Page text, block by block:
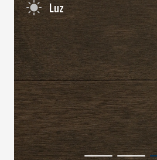
Luz